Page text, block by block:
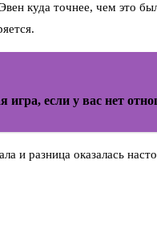
куда точнее, чем это
если у вас нет
и разница оказалась